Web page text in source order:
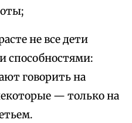
не все дети
способностями:
говорить на
— только на